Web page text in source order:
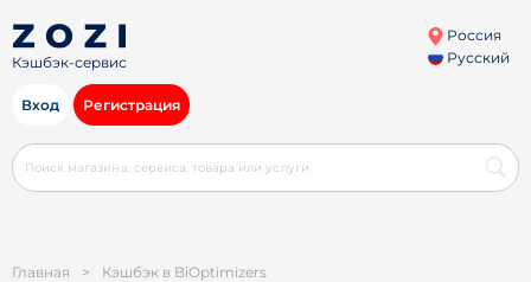
Кэшбэк-сервис
Россия
Русский
Вход Регистрация
Главная > Кэшбэк в BiOptimizers